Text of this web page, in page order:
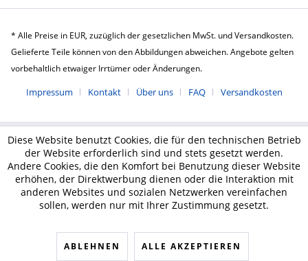
* Alle Preise in EUR, zuzüglich der gesetzlichen MwSt. und Versandkosten.
Gelieferte Teile können von den Abbildungen abweichen. Angebote gelten
vorbehaltlich etwaiger Irrtümer oder Änderungen.
Impressum Kontakt Über uns FAQ Versandkosten
Diese Website benutzt Cookies, die für den technischen Betrieb
der Website erforderlich sind und stets gesetzt werden.
Andere Cookies, die den Komfort bei Benutzung dieser Website
erhöhen, der Direktwerbung dienen oder die Interaktion mit
anderen Websites und sozialen Netzwerken vereinfachen
sollen, werden nur mit Ihrer Zustimmung gesetzt.
ABLEHNEN ALLE AKZEPTIEREN